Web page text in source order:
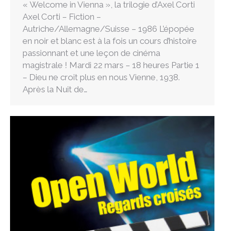
« Welcome in Vienna », la trilogie d’Axel Corti
Axel Corti – Fiction –
Autriche/Allemagne/Suisse – 1986 L’épopée
en noir et blanc est à la fois un cours d’histoire
passionnant et une leçon de cinéma
magistrale ! Mardi 22 mars – 18 heures Partie 1
– Dieu ne croit plus en nous Vienne, 1938.
Après la Nuit de…